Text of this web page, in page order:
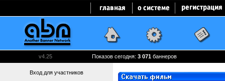
v4.25 Показов сегодня: 3 071 баннеров
Вход для участников